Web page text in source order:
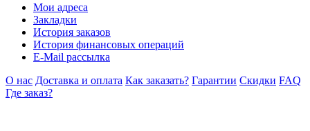
Мои адреса
Закладки
История заказов
История финансовых операций
E-Mail рассылка
О нас Доставка и оплата Как заказать? Гарантии Скидки FAQ
Где заказ?